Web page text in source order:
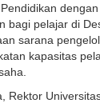
bagi pelajar di
sarana
kapasitas
Rektor